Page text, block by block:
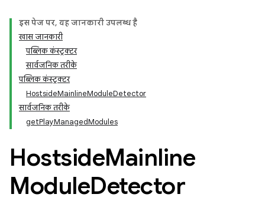
इस पेज पर, यह जानकारी उपलब्ध है
खास जानकारी
पब्लिक कंस्ट्रक्टर
सार्वजनिक तरीके
पब्लिक कंस्ट्रक्टर
HostsideMainlineModuleDetector
सार्वजनिक तरीके
getPlayManagedModules
HostsideMainline
ModuleDetector